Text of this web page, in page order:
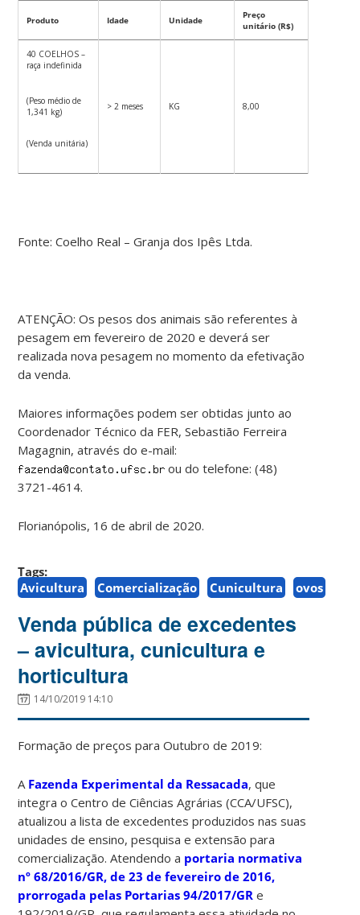
Produto Idade Unidade
Preço
unitário (R$)
40 COELHOS –
raça indefinida
(Peso médio de
1,341 kg)
(Venda unitária)
> 2 meses KG 8,00
Fonte: Coelho Real – Granja dos Ipês Ltda.
ATENÇÃO: Os pesos dos animais são referentes à
pesagem em fevereiro de 2020 e deverá ser
realizada nova pesagem no momento da efetivação
da venda.
Maiores informações podem ser obtidas junto ao
Coordenador Técnico da FER, Sebastião Ferreira
Magagnin, através do e-mail:
ou do telefone: (48)
3721-4614.
Florianópolis, 16 de abril de 2020.
Tags:
Avicultura
Comercialização Cunicultura ovos
Venda pública de excedentes
– avicultura, cunicultura e
horticultura
14/10/2019 14:10
Formação de preços para Outubro de 2019:
A Fazenda Experimental da Ressacada, que
integra o Centro de Ciências Agrárias (CCA/UFSC),
atualizou a lista de excedentes produzidos nas suas
unidades de ensino, pesquisa e extensão para
comercialização. Atendendo a portaria normativa
nº 68/2016/GR, de 23 de fevereiro de 2016,
prorrogada pelas Portarias 94/2017/GR e